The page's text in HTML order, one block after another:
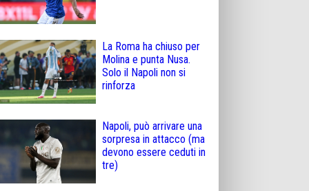
La Roma ha chiuso per
Molina e punta Nusa.
Solo il Napoli non si
rinforza
Napoli, può arrivare una
sorpresa in attacco (ma
devono essere ceduti in
tre)